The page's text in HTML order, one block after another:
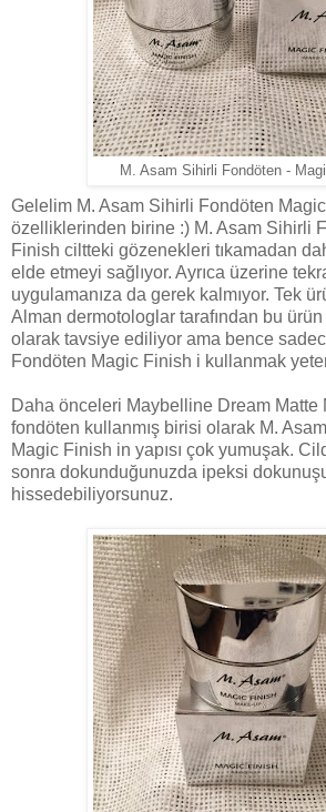
M. Asam Sihirli Fondöten -
Gelelim M. Asam Sihirli Fondöten
özelliklerinden birine :) M. Asam Sihirli
Finish ciltteki gözenekleri tıkamadan
elde etmeyi sağlıyor. Ayrıca üzerine
uygulamanıza da gerek kalmıyor. Tek
Alman dermotologlar tarafından bu ürün
olarak tavsiye ediliyor ama bence
Fondöten Magic Finish i kullanmak
Daha önceleri Maybelline Dream Matte
fondöten kullanmış birisi olarak M.
Magic Finish in yapısı çok yumuşak.
sonra dokunduğunuzda ipeksi
hissedebiliyorsunuz.